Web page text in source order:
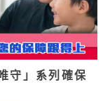
守」系列確保